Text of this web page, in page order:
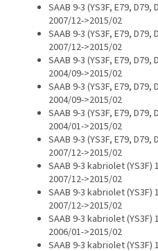
SAAB 9-3 (YS3F, E79, D79,
2007/12->2015/02
SAAB 9-3 (YS3F, E79, D79,
2007/12->2015/02
SAAB 9-3 (YS3F, E79, D79,
2004/09->2015/02
SAAB 9-3 (YS3F, E79, D79,
2004/09->2015/02
SAAB 9-3 (YS3F, E79, D79,
2004/01->2015/02
SAAB 9-3 (YS3F, E79, D79,
2007/12->2015/02
SAAB 9-3 kabriolet (YS3F)
2007/12->2015/02
SAAB 9-3 kabriolet (YS3F)
2007/12->2015/02
SAAB 9-3 kabriolet (YS3F)
2006/01->2015/02
SAAB 9-3 kabriolet (YS3F)